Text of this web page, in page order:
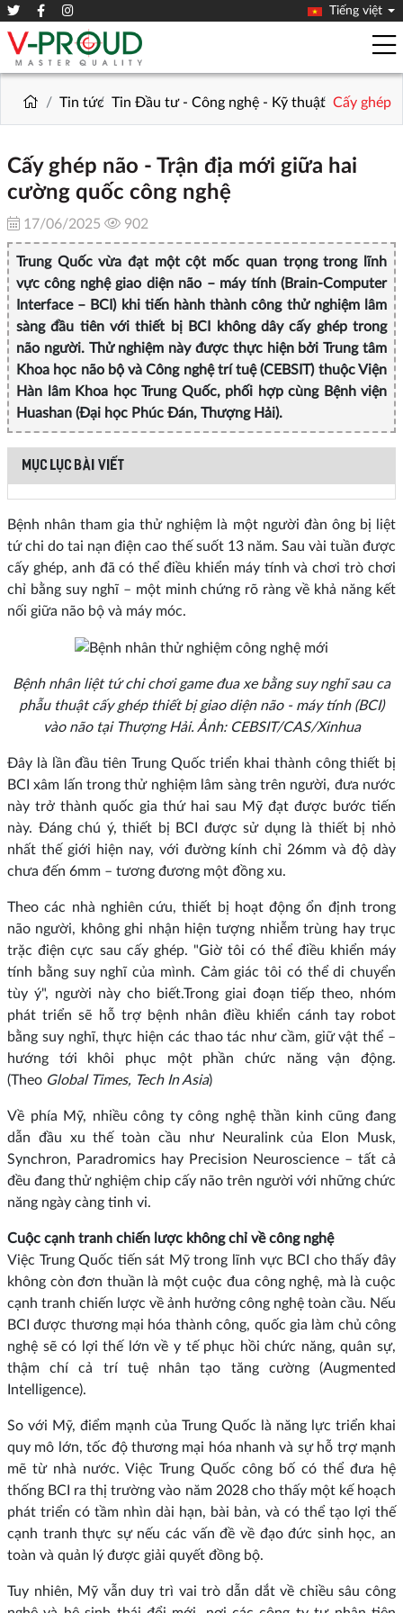
Tiếng việt
Tin tức Tin Đầu tư - Công nghệ - Kỹ thuật Cấy ghép
Cấy ghép não - Trận địa mới giữa hai
cường quốc công nghệ
17/06/2025 902
Trung Quốc vừa đạt một cột mốc quan trọng trong lĩnh
vực công nghệ giao diện não – máy tính (Brain-Computer
Interface – BCI) khi tiến hành thành công thử nghiệm lâm
sàng đầu tiên với thiết bị BCI không dây cấy ghép trong
não người. Thử nghiệm này được thực hiện bởi Trung tâm
Khoa học não bộ và Công nghệ trí tuệ (CEBSIT) thuộc Viện
Hàn lâm Khoa học Trung Quốc, phối hợp cùng Bệnh viện
Huashan (Đại học Phúc Đán, Thượng Hải).
MỤC LỤC BÀI VIẾT
Bệnh nhân tham gia thử nghiệm là một người đàn ông bị liệt
tứ chi do tai nạn điện cao thế suốt 13 năm. Sau vài tuần được
cấy ghép, anh đã có thể điều khiển máy tính và chơi trò chơi
chỉ bằng suy nghĩ – một minh chứng rõ ràng về khả năng kết
nối giữa não bộ và máy móc.
Bệnh nhân liệt tứ chi chơi game đua xe bằng suy nghĩ sau ca
phẫu thuật cấy ghép thiết bị giao diện não - máy tính (BCI)
vào não tại Thượng Hải. Ảnh: CEBSIT/CAS/Xinhua
Đây là lần đầu tiên Trung Quốc triển khai thành công thiết bị
BCI xâm lấn trong thử nghiệm lâm sàng trên người, đưa nước
này trở thành quốc gia thứ hai sau Mỹ đạt được bước tiến
này. Đáng chú ý, thiết bị BCI được sử dụng là thiết bị nhỏ
nhất thế giới hiện nay, với đường kính chỉ 26mm và độ dày
chưa đến 6mm – tương đương một đồng xu.
Theo các nhà nghiên cứu, thiết bị hoạt động ổn định trong
não người, không ghi nhận hiện tượng nhiễm trùng hay trục
trặc điện cực sau cấy ghép. "Giờ tôi có thể điều khiển máy
tính bằng suy nghĩ của mình. Cảm giác tôi có thể di chuyển
tùy ý", người này cho biết.Trong giai đoạn tiếp theo, nhóm
phát triển sẽ hỗ trợ bệnh nhân điều khiển cánh tay robot
bằng suy nghĩ, thực hiện các thao tác như cầm, giữ vật thể –
hướng tới khôi phục một phần chức năng vận động.
(Theo Global Times, Tech In Asia)
Về phía Mỹ, nhiều công ty công nghệ thần kinh cũng đang
dẫn đầu xu thế toàn cầu như Neuralink của Elon Musk,
Synchron, Paradromics hay Precision Neuroscience – tất cả
đều đang thử nghiệm chip cấy não trên người với những chức
năng ngày càng tinh vi.
Cuộc cạnh tranh chiến lược không chỉ về công nghệ
Việc Trung Quốc tiến sát Mỹ trong lĩnh vực BCI cho thấy đây
không còn đơn thuần là một cuộc đua công nghệ, mà là cuộc
cạnh tranh chiến lược về ảnh hưởng công nghệ toàn cầu. Nếu
BCI được thương mại hóa thành công, quốc gia làm chủ công
nghệ sẽ có lợi thế lớn về y tế phục hồi chức năng, quân sự,
thậm chí cả trí tuệ nhân tạo tăng cường (Augmented
Intelligence).
So với Mỹ, điểm mạnh của Trung Quốc là năng lực triển khai
quy mô lớn, tốc độ thương mại hóa nhanh và sự hỗ trợ mạnh
mẽ từ nhà nước. Việc Trung Quốc công bố có thể đưa hệ
thống BCI ra thị trường vào năm 2028 cho thấy một kế hoạch
phát triển có tầm nhìn dài hạn, bài bản, và có thể tạo lợi thế
cạnh tranh thực sự nếu các vấn đề về đạo đức sinh học, an
toàn và quản lý được giải quyết đồng bộ.
Tuy nhiên, Mỹ vẫn duy trì vai trò dẫn dắt về chiều sâu công